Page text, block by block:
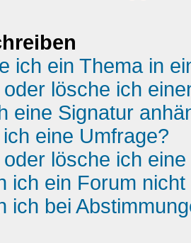
ich ein Thema in
lösche ich
eine Signatur
eine Umfrage?
lösche ich
ich ein Forum
ich bei